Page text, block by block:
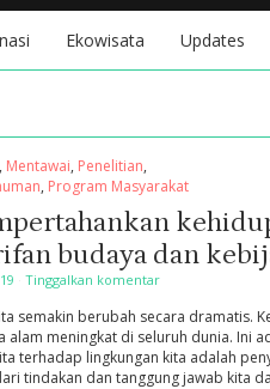
Ekowisata Updates
, Mentawai, Penelitian,
, Program Masyarakat
budaya dan
Tinggalkan komentar
semakin berubah secara dramatis.
alam meningkat di seluruh dunia. Ini
terhadap lingkungan kita adalah
tindakan dan tanggung jawab kita